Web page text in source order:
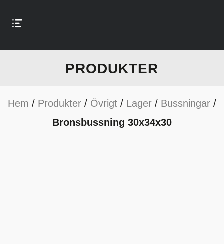
PRODUKTER
Hem / Produkter/ Övrigt/ Lager/ Bussningar/
Bronsbussning 30x34x30